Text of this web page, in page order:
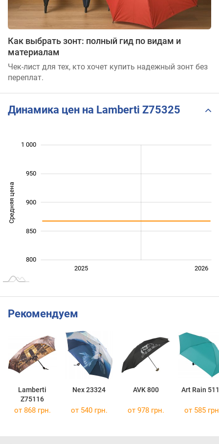
Как выбрать зонт: полный гид по видам и
материалам
Чек-лист для тех, кто хочет купить надежный зонт без
переплат.
Динамика цен на Lamberti Z75325
Средняя цена 1 000
800
850
900
950
1 000
2026
2025
Рекомендуем
Lamberti
Z75116
Nex 23324 AVK 800 Art Rain
от 868 грн. от 540 грн. от 978 грн. от 585